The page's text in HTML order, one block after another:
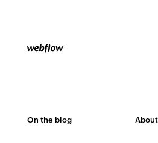
On the blog About